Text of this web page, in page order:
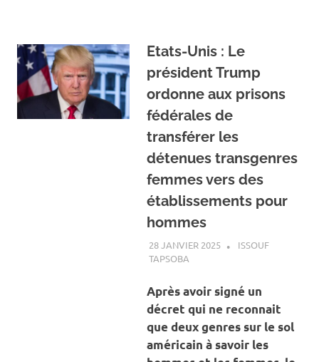
Etats-Unis : Le
président Trump
ordonne aux prisons
fédérales de
transférer les
détenues transgenres
femmes vers des
établissements pour
hommes
28 JANVIER 2025
ISSOUF
TAPSOBA
Après avoir signé un
décret qui ne reconnait
que deux genres sur le sol
américain à savoir les